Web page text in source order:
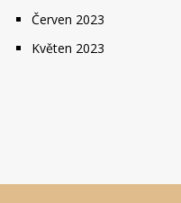
Červen 2023
Květen 2023